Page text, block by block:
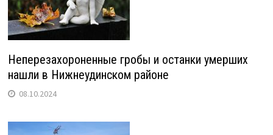
Неперезахороненные гробы и останки умерших
нашли в Нижнеудинском районе
08.10.2024